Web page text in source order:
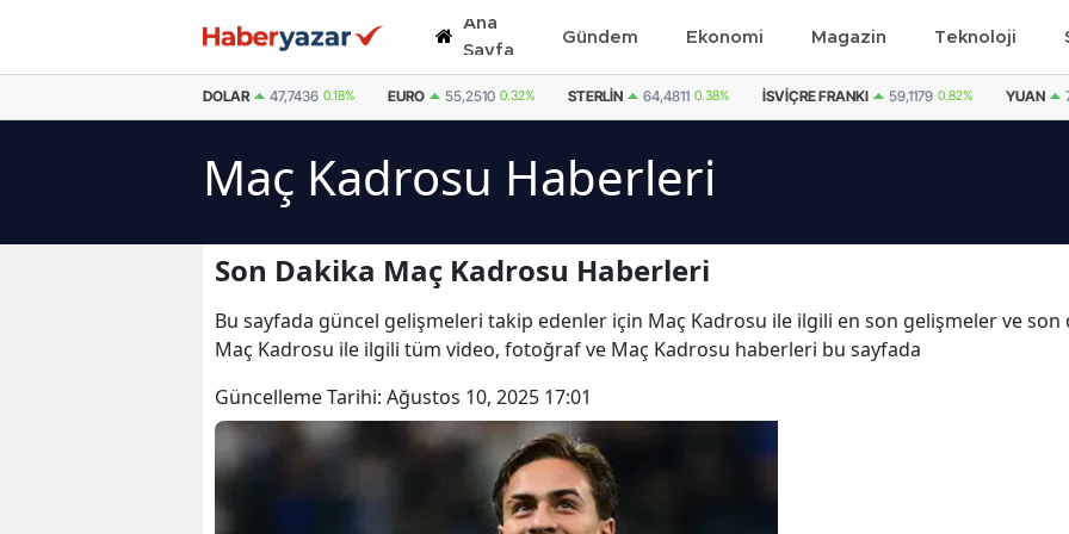
Ana
Sayfa
Gündem Ekonomi Magazin Teknoloji
DOLAR 47,7436 0.18% EURO 55,2510 0.32% STERLIN 64,4811 0.38% İSVIÇRE FRANKI 59,1179 0.82% YUAN
Maç Kadrosu Haberleri
Son Dakika Maç Kadrosu Haberleri
Bu sayfada güncel gelişmeleri takip edenler için Maç Kadrosu ile ilgili en son gelişmeler ve son
Maç Kadrosu ile ilgili tüm video, fotoğraf ve Maç Kadrosu haberleri bu sayfada
Güncelleme Tarihi: Ağustos 10, 2025 17:01